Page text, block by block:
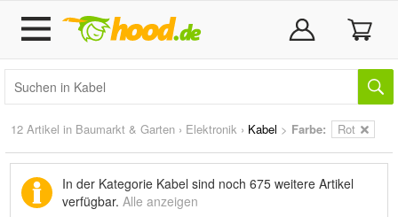
12 Artikel in Baumarkt & Garten › Elektronik › Kabel > Farbe: Rot
In der Kategorie Kabel sind noch 675 weitere Artikel
verfügbar. Alle anzeigen